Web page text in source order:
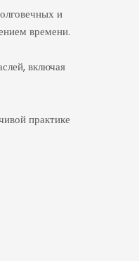
и
времени.
включая
практике